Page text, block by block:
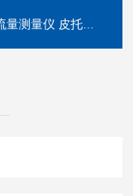
量仪 皮托管测速